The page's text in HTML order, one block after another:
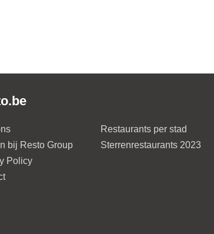
bij Resto Group
Policy
Restaurants per stad
Sterrenrestaurants 2023